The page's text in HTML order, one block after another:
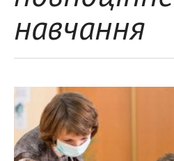
навчання